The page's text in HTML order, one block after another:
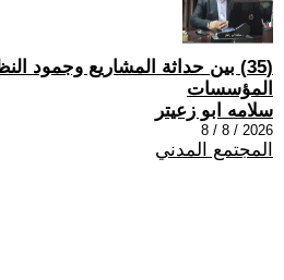
(35) بين حداثة المشاريع وجمود
المؤسسات
سلامه ابو زعيتر
2026 / 8 / 8
المجتمع المدني